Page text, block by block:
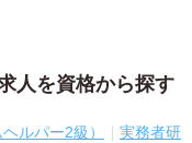
人を資格から探す
ルパー2級）
実務者研